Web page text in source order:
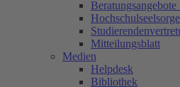
Hochschulseelsorge
Mitteilungsblatt
Medien
Helpdesk
Bibliothek